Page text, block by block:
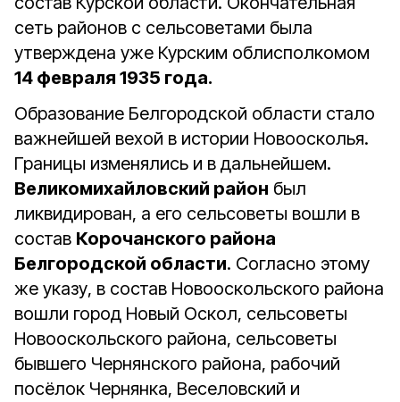
сеть районов с сельсоветами была
утверждена уже Курским облисполкомом
14 февраля 1935 года.
Образование Белгородской области стало
важнейшей вехой в истории Новоосколья.
Границы изменялись и в дальнейшем.
Великомихайловский район был
ликвидирован, а его сельсоветы вошли в
состав Корочанского района
Белгородской области. Согласно этому
же указу, в состав Новооскольского района
вошли город Новый Оскол, сельсоветы
Новооскольского района, сельсоветы
бывшего Чернянского района, рабочий
посёлок Чернянка, Веселовский и